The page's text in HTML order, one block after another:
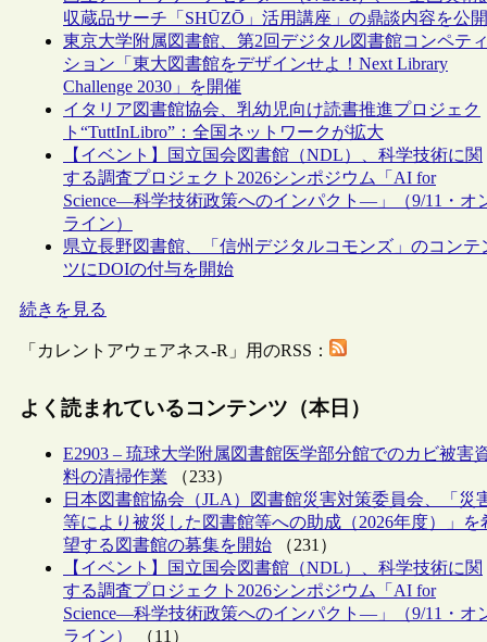
収蔵品サーチ「SHŪZŌ」活用講座」の鼎談内容を公開
東京大学附属図書館、第2回デジタル図書館コンペティ
ション「東大図書館をデザインせよ！Next Library
Challenge 2030」を開催
イタリア図書館協会、乳幼児向け読書推進プロジェク
ト“TuttInLibro”：全国ネットワークが拡大
【イベント】国立国会図書館（NDL）、科学技術に関
する調査プロジェクト2026シンポジウム「AI for
Science―科学技術政策へのインパクト―」（9/11・オ
ライン）
県立長野図書館、「信州デジタルコモンズ」のコンテ
ツにDOIの付与を開始
続きを見る
「カレントアウェアネス-R」用のRSS：
よく読まれているコンテンツ（本日）
E2903 – 琉球大学附属図書館医学部分館でのカビ被害
料の清掃作業 （233）
日本図書館協会（JLA）図書館災害対策委員会、「災
等により被災した図書館等への助成（2026年度）」を
望する図書館の募集を開始 （231）
【イベント】国立国会図書館（NDL）、科学技術に関
する調査プロジェクト2026シンポジウム「AI for
Science―科学技術政策へのインパクト―」（9/11・オ
ライン）
（11）